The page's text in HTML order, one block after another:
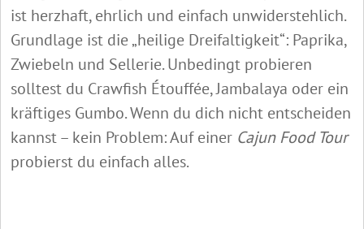
ist herzhaft, ehrlich und einfach unwiderstehlich.
Grundlage ist die „heilige Dreifaltigkeit“: Paprika,
Zwiebeln und Sellerie. Unbedingt probieren
solltest du Crawfish Étouffée, Jambalaya oder ein
kräftiges Gumbo. Wenn du dich nicht entscheiden
kannst – kein Problem: Auf einer Cajun Food Tour
probierst du einfach alles.